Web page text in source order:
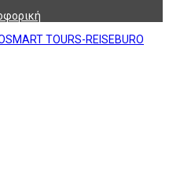
SMART TOURS-REISEBURO